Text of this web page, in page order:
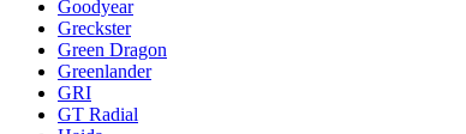
Goodyear
Greckster
Green Dragon
Greenlander
GRI
GT Radial